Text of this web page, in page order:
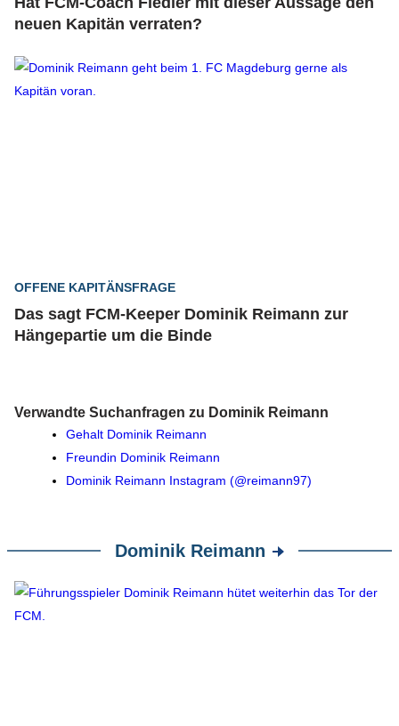
neuen Kapitän verraten?
OFFENE KAPITÄNSFRAGE
Das sagt FCM-Keeper Dominik Reimann zur
Hängepartie um die Binde
Verwandte Suchanfragen zu Dominik Reimann
Gehalt Dominik Reimann
Freundin Dominik Reimann
Dominik Reimann Instagram (@reimann97)
Dominik Reimann